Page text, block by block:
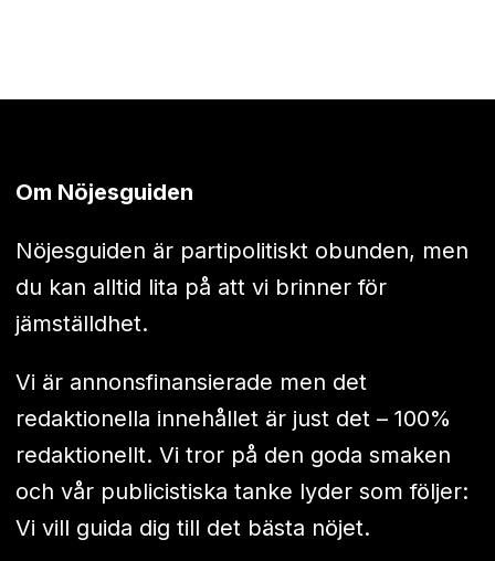
Om Nöjesguiden
Nöjesguiden är partipolitiskt obunden, men
du kan alltid lita på att vi brinner för
jämställdhet.
Vi är annonsfinansierade men det
redaktionella innehållet är just det – 100%
redaktionellt. Vi tror på den goda smaken
och vår publicistiska tanke lyder som följer:
Vi vill guida dig till det bästa nöjet.